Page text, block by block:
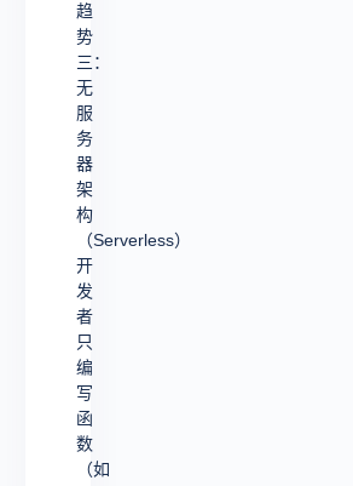
趋
势
三：
无
服
务
器
架
构
（Serverless）
开
发
者
只
编
写
函
数
（如